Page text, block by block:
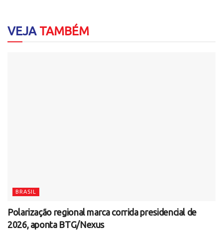
VEJATAMBÉM
BRASIL
Polarização regional marca corrida presidencial de
2026, aponta BTG/Nexus